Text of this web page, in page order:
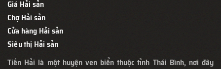
Giá Hải sản
Chợ Hải sản
Cửa hàng Hải sản
Siêu thị Hải sản
Tiền Hải là một huyện ven biển thuộc tỉnh Thái Bình, nơi đây